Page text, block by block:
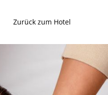
Zurück zum Hotel